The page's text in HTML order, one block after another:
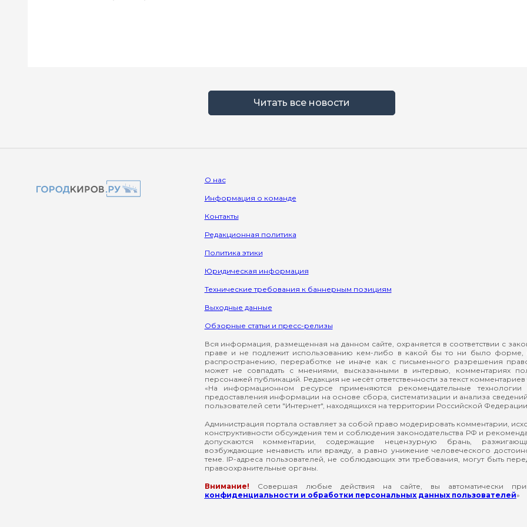
Читать все новости
О нас
Информация о команде
Контакты
Редакционная политика
Политика этики
Юридическая информация
Технические требования к баннерным позициям
Выходные данные
Обзорные статьи и пресс-релизы
Вся информация, размещенная на данном сайте, охраняется в соответствии с
праве и не подлежит использованию кем-либо в какой бы то ни было форме,
распространению, переработке не иначе как с письменного разрешения
может не совпадать с мнениями, высказанными в интервью, комментариях
персонажей публикаций. Редакция не несёт ответственности за текст комментариев
«На информационном ресурсе применяются рекомендательные технологии
предоставления информации на основе сбора, систематизации и анализа
пользователей сети "Интернет", находящихся на территории Российской
Администрация портала оставляет за собой право модерировать комментарии,
конструктивности обсуждения тем и соблюдения законодательства РФ и
допускаются комментарии, содержащие нецензурную брань,
возбуждающие ненависть или вражду, а равно унижение человеческого
теме. IP-адреса пользователей, не соблюдающих эти требования, могут быть
правоохранительные органы.
Внимание! Совершая любые действия на сайте, вы автоматически
конфиденциальности и обработки персональных данных пользователей»